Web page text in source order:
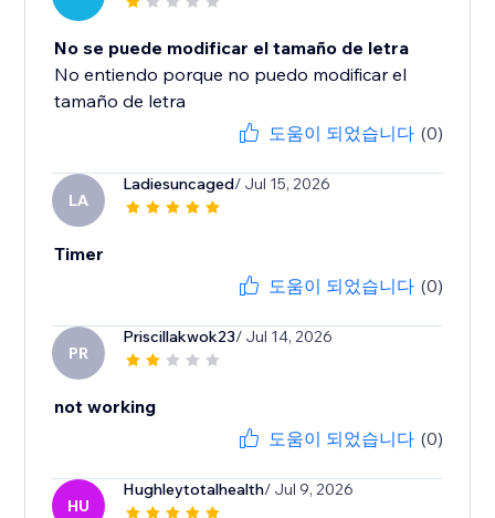
No se puede modificar el tamaño de letra
No entiendo porque no puedo modificar el
tamaño de letra
도움이 되었습니다 (0)
LA
Ladiesuncaged/ Jul 15, 2026
Timer
도움이 되었습니다 (0)
PR
Priscillakwok23/ Jul 14, 2026
not working
도움이 되었습니다 (0)
HU
Hughleytotalhealth/ Jul 9, 2026